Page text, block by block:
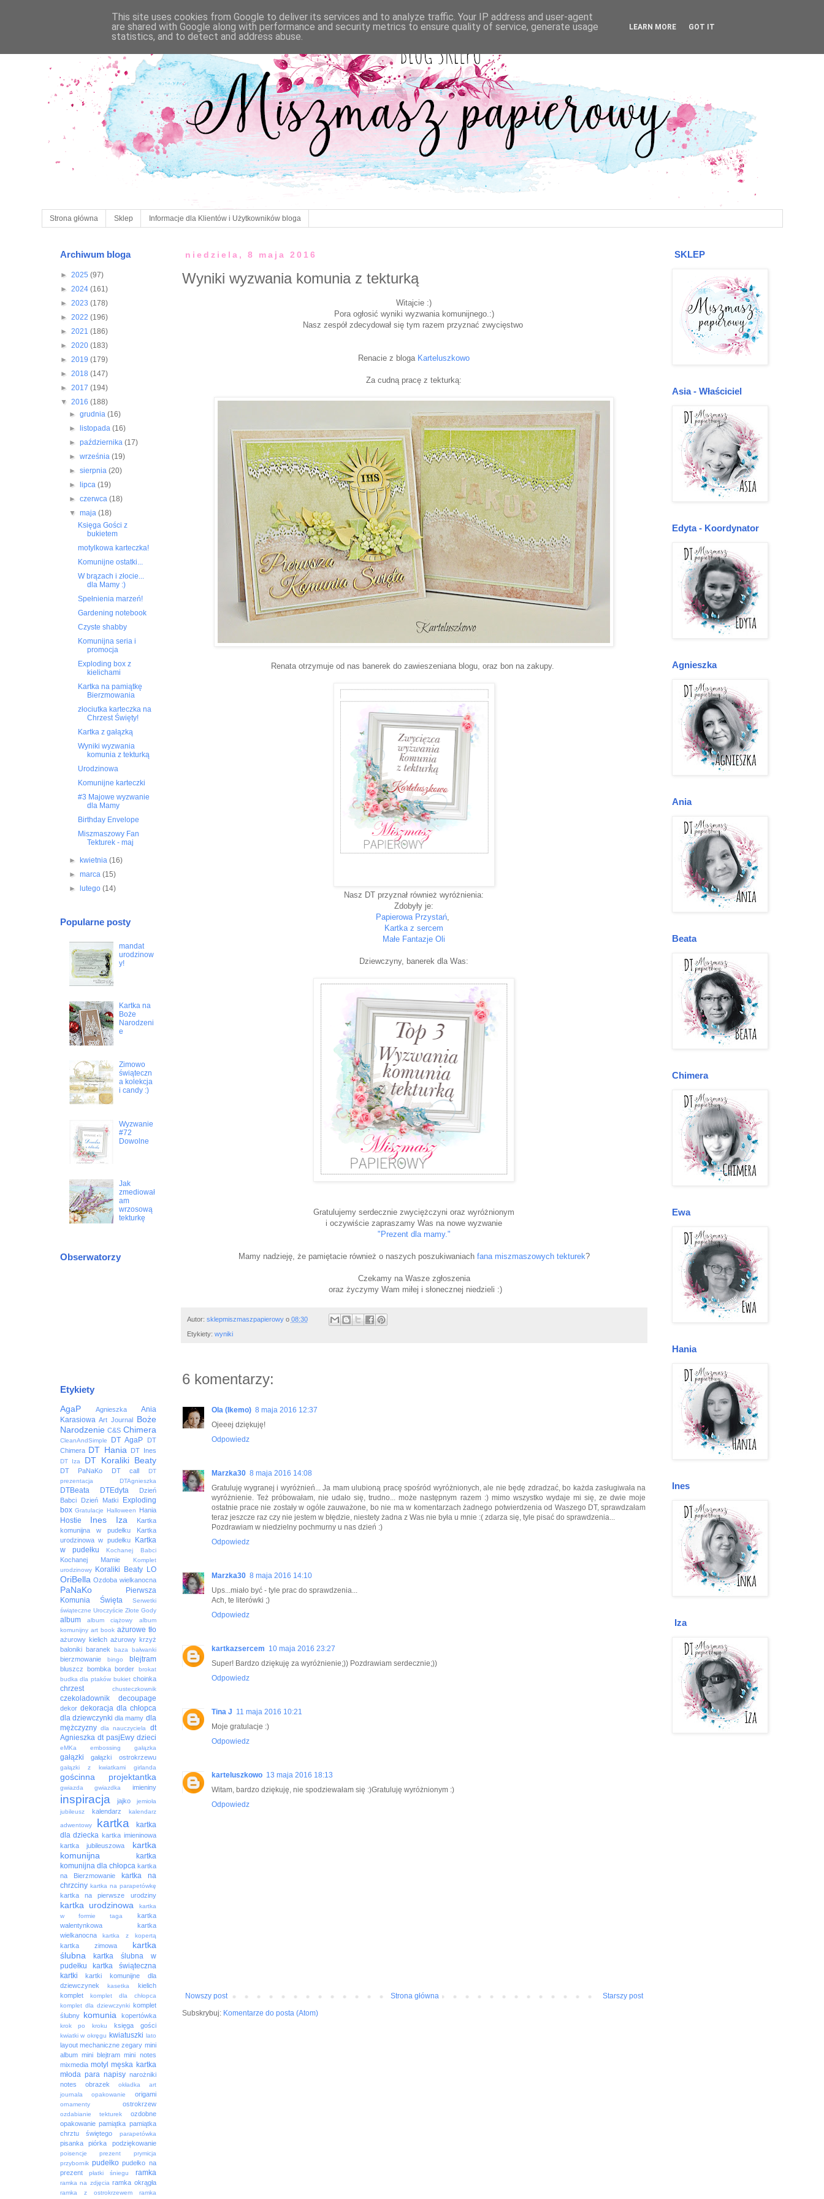
Strona główna Sklep Informacje dla Klientów i Użytkowników bloga
niedziela, 8 maja 2016
Wyniki wyzwania komunia z tekturką
Witajcie :)
Pora ogłosić wyniki wyzwania komunijnego.:)
Nasz zespół zdecydował się tym razem przyznać zwycięstwo
Renacie z bloga Karteluszkowo
Za cudną pracę z tekturką:
Renata otrzymuje od nas banerek do zawieszeniana blogu, oraz bon na zakupy.
Nasz DT przyznał również wyróżnienia:
Zdobyły je:
Papierowa Przystań
Kartka z sercem
Małe Fantazje Oli
Dziewczyny, banerek dla Was:
Gratulujemy serdecznie zwyciężczyni oraz wyróżnionym
i oczywiście zapraszamy Was na nowe wyzwanie
"Prezent dla mamy."
Mamy nadzieję, że pamiętacie również o naszych poszukiwaniach fana miszmaszowych tekturek?
Czekamy na Wasze zgłoszenia
oraz życzymy Wam miłej i słonecznej niedzieli :)
Autor: sklepmiszmaszpapierowy o 08:30
Etykiety: wyniki
6 komentarzy:
Ola (Ikemo) 8 maja 2016 12:37
Ojeeej dziękuję!
Odpowiedz
Marzka30 8 maja 2016 14:08
Gratuluję wygranej i wyróżnień... Ja mam ulubioną pracę spośród wyróżnionych, ale nie będę zdradzać, bo każda zasługiwała na
wyróżnienie. Też próbowałam, nie udało się, trudno... może następnym razem :) mimo wszystko wydaje mi się, ze dwie moje
ostatnie prace nie zostały w ogóle zauważone, bo nie ma w komentarzach żadnego potwierdzenia od Waszego DT, sprawdzałam
teraz jeszcze raz czy nie jestem w błędzie, niestety żadna z Was nie była u mnie :( zdarza się, tyle pisać do sprawdzenia...
Pozdrawiam w niedzielny pochmurny u nas dzień :)
Odpowiedz
Marzka30 8 maja 2016 14:10
Ups...miało być - tyle prac do sprawdzenia...
Ach, te literówki ;)
Odpowiedz
kartkazsercem 10 maja 2016 23:27
Super! Bardzo dziękuję za wyróżnienie;)) Pozdrawiam serdecznie;))
Odpowiedz
Tina J 11 maja 2016 10:21
Moje gratulacje :)
Odpowiedz
karteluszkowo 13 maja 2016 18:13
Witam, bardzo dziękuję, nie spodziewałam się :)Gratuluję wyróżnionym :)
Odpowiedz
Nowszy post Starszy post
Strona główna
Subskrybuj: Komentarze do posta (Atom)
Archiwum bloga
► 2025 (97)
► 2024 (161)
► 2023 (178)
► 2022 (196)
► 2021 (186)
► 2020 (183)
► 2019 (179)
► 2018 (147)
► 2017 (194)
▼ 2016 (188)
► grudnia (16)
►
listopada (16)
► października (17)
► września (19)
► sierpnia (20)
►
lipca (19)
► czerwca (18)
▼ maja (18)
Księga Gości z
bukietem
motylkowa karteczka!
Komunijne ostatki...
W brązach i złocie...
dla Mamy :)
Spełnienia marzeń!
Gardening notebook
Czyste shabby
Komunijna seria i
promocja
Exploding box z
kielichami
Kartka na pamiątkę
Bierzmowania
złociutka karteczka na
Chrzest Święty!
Kartka z gałązką
Wyniki wyzwania
komunia z tekturką
Urodzinowa
Komunijne karteczki
#3 Majowe wyzwanie
dla Mamy
Birthday Envelope
Miszmaszowy Fan
Tekturek - maj
► kwietnia (16)
► marca (15)
►
lutego (14)
Popularne posty
mandat
urodzinow
y!
Kartka na
Boże
Narodzeni
e
Zimowo
świąteczn
a kolekcja
i candy :)
Wyzwanie
#72
Dowolne
Jak
zmediował
am
wrzosową
tekturkę
Obserwatorzy
Etykiety
AgaP Agnieszka
Ania
Karasiowa Art Journal
Boże
Narodzenie C&S Chimera
CleanAndSimple DT AgaP
DT
Chimera DT Hania DT Ines
DT Iza DT Koraliki Beaty
DT PaNaKo DT call
DT
prezentacja
DTAgnieszka
DTBeata DTEdyta
Dzień
Babci
Dzień Matki
Exploding
box Gratulacje Halloween Hania
Hostie Ines Iza
Kartka
komunijna w pudełku
Kartka
urodzinowa w pudełku
Kartka
w pudełku
Kochanej Babci
Kochanej Mamie
Komplet
urodzinowy
Koraliki Beaty LO
OriBella Ozdoba wielkanocna
PaNaKo
Pierwsza
Komunia Święta
Serwetki
świąteczne Uroczyście Złote Gody
album album ciążowy
album
komunijny art book ażurowe tło
ażurowy kielich ażurowy krzyż
baloniki
baranek baza bałwanki
bierzmowanie bingo blejtram
bluszcz bombka border
brokat
budka dla ptaków bukiet choinka
chrzest chusteczkownik
czekoladownik decoupage
dekor dekoracja dla chłopca
dla dziewczynki dla mamy dla
mężczyzny dla nauczyciela
dt
Agnieszka dt pasjEwy dzieci
eMKa embossing gałązka
gałązki gałązki ostrokrzewu
gałązki z kwiatkami girlanda
gościnna projektantka
gwiazda gwiazdka imieniny
inspiracja jajko
jemioła
jubileusz
kalendarz
kalendarz
adwentowy
kartka
kartka
dla dziecka kartka imieninowa
kartka jubileuszowa
kartka
komunijna
kartka
komunijna dla chłopca kartka
na Bierzmowanie
kartka na
chrzciny kartka na parapetówkę
kartka na pierwsze urodziny
kartka urodzinowa
kartka
w formie taga
kartka
walentynkowa
kartka
wielkanocna
kartka z kopertą
kartka zimowa
kartka
ślubna
kartka ślubna w
pudełku
kartka świąteczna
kartki
kartki komunijne dla
dziewczynek
kasetka
kielich
komplet
komplet dla chłopca
komplet dla dziewczynki komplet
ślubny
komunia kopertówka
krok po kroku księga gości
kwiatki w okręgu kwiatuszki lato
layout mechaniczne zegary mini
album mini blejtram mini notes
mixmedia motyl męska kartka
młoda para napisy narożniki
notes
obrazek
okładka art
journala
opakowanie origami
ornamenty ostrokrzew
ozdabianie tekturek
ozdobne
opakowanie pamiątka pamiątka
chrztu świętego
parapetówka
pisanka piórka podziękowanie
poisencje prezent
prymicja
przybornik pudełko pudełko na
prezent
płatki śniegu ramka
ramka na zdjęcia ramka okrągła
ramka z ostrokrzewem ramka
SKLEP
Asia - Właściciel
Edyta - Koordynator
Agnieszka
Ania
Beata
Chimera
Ewa
Hania
Ines
Iza
This site uses cookies from Google to deliver its services and to analyze traffic. Your IP address and user-agent
are shared with Google along with performance and security metrics to ensure quality of service, generate usage
statistics, and to detect and address abuse.
LEARN MORE GOT IT